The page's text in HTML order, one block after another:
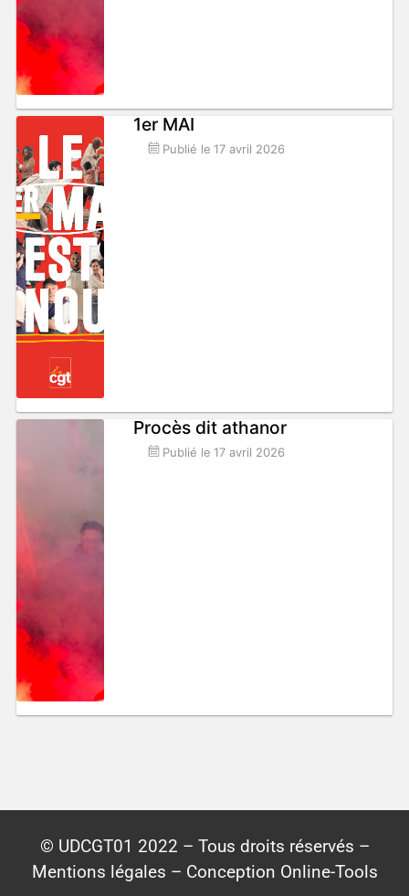
1er MAI
Publié le 17 avril 2026
Procès dit athanor
Publié le 17 avril 2026
© UDCGT01 2022 – Tous droits réservés –
Mentions légales – Conception Online-Tools